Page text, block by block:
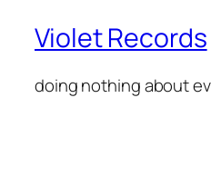
Violet Records
doing nothing about